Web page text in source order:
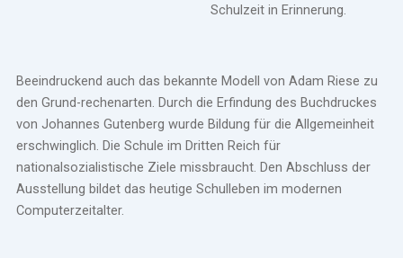
Schulzeit in Erinnerung.
Beeindruckend auch das bekannte Modell von Adam Riese zu
den Grund-rechenarten. Durch die Erfindung des Buchdruckes
von Johannes Gutenberg wurde Bildung für die Allgemeinheit
erschwinglich. Die Schule im Dritten Reich für
nationalsozialistische Ziele missbraucht. Den Abschluss der
Ausstellung bildet das heutige Schulleben im modernen
Computerzeitalter.